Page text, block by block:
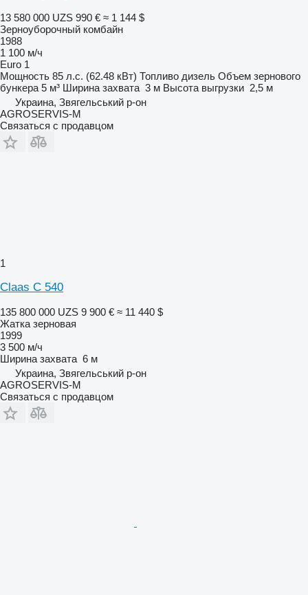
13 580 000 UZS 990 € ≈ 1 144 $
Зерноуборочный комбайн
1988
1 100 м/ч
Euro 1
Мощность 85 л.с. (62.48 кВт) Топливо дизель Объем зернового
бункера 5 м³ Ширина захвата 3 м Высота выгрузки 2,5 м
Украина, Звягельський р-он
AGROSERVIS-M
Связаться с продавцом
1
Claas C 540
135 800 000 UZS 9 900 € ≈ 11 440 $
Жатка зерновая
1999
3 500 м/ч
Ширина захвата 6 м
Украина, Звягельський р-он
AGROSERVIS-M
Связаться с продавцом